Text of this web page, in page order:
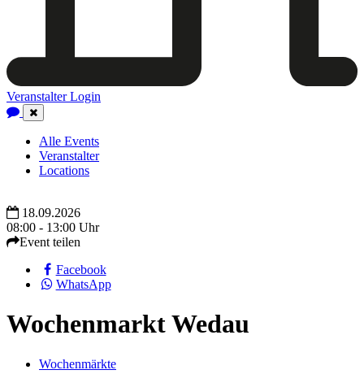
Veranstalter Login
Close
Navigation
Alle Events
Veranstalter
Locations
18.09.2026
08:00 - 13:00 Uhr
Event teilen
Facebook
WhatsApp
Wochenmarkt Wedau
Wochenmärkte